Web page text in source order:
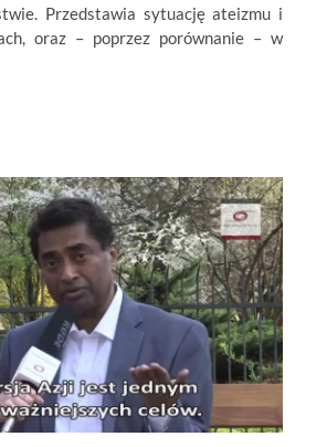
Przedstawia sytuację ateizmu i
oraz – poprzez porównanie – w